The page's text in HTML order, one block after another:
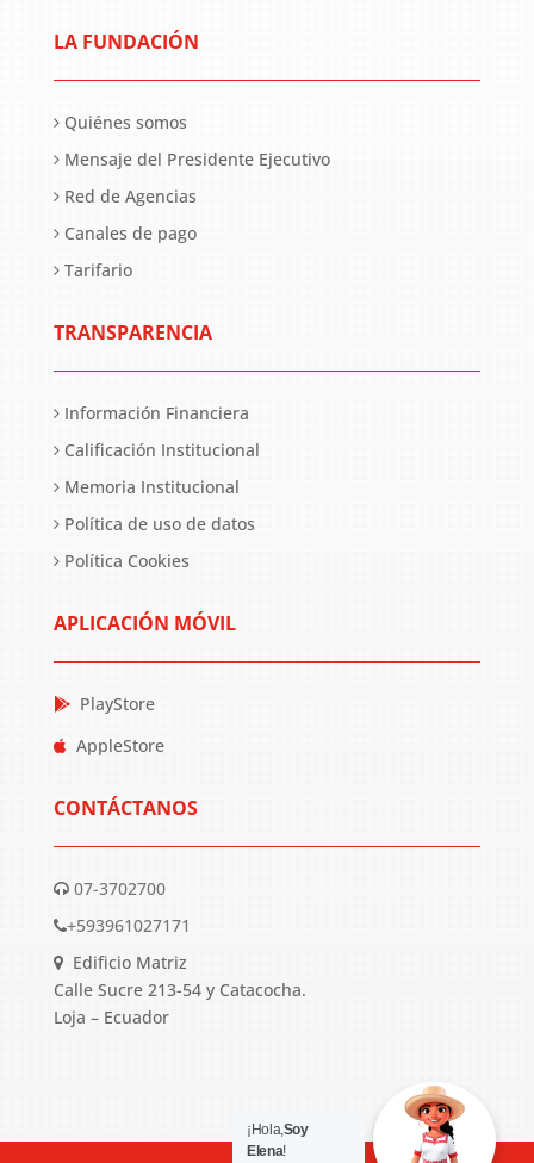
LA FUNDACIÓN
Quiénes somos
Mensaje del Presidente Ejecutivo
Red de Agencias
Canales de pago
Tarifario
TRANSPARENCIA
Información Financiera
Calificación Institucional
Memoria Institucional
Política de uso de datos
Política Cookies
APLICACIÓN MÓVIL
PlayStore
AppleStore
CONTÁCTANOS
07-3702700
+593961027171
Edificio Matriz
Calle Sucre 213-54 y Catacocha.
Loja – Ecuador
¡Hola,Soy
Elena!